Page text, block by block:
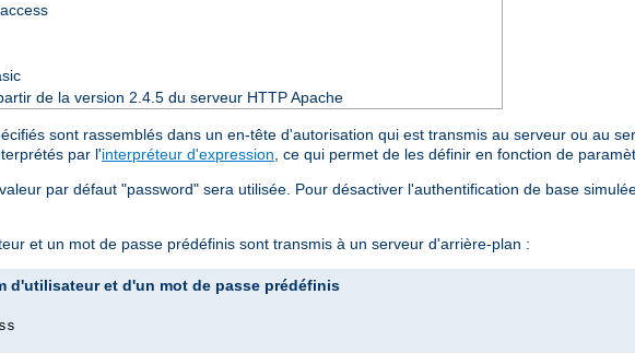
de la version 2.4.5 du serveur HTTP Apache
sont rassemblés dans un en-tête d'autorisation qui est transmis au serveur ou au
par l'interpréteur d'expression, ce qui permet de les définir en fonction de
par défaut "password" sera utilisée. Pour désactiver l'authentification de base
et un mot de passe prédéfinis sont transmis à un serveur d'arrière-plan :
d'utilisateur et d'un mot de passe prédéfinis